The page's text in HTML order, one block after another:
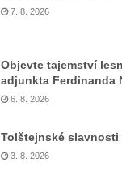
7. 8. 2026
Objevte tajemství
adjunkta Ferdinanda
6. 8. 2026
Tolštejnské slavnosti
3. 8. 2026